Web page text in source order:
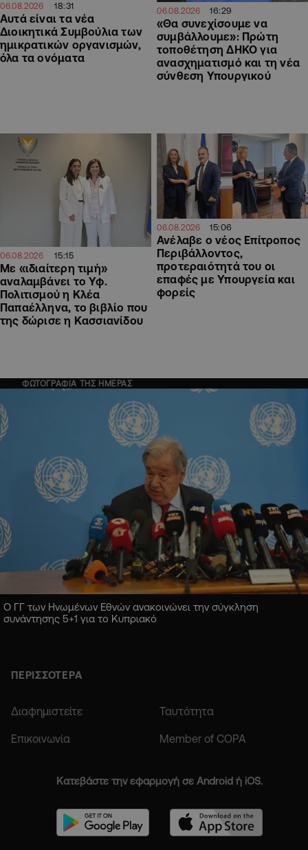
06.08.2026 18:31
Αυτά είναι τα νέα
Διοικητικά Συμβούλια των
ημικρατικών οργανισμών,
όλα τα ονόματα
06.08.2026 16:29
«Θα συνεχίσουμε να
συμβάλλουμε»: Πρώτη
τοποθέτηση ΔΗΚΟ για
ανασχηματισμό και τη νέα
σύνθεση Υπουργικού
06.08.2026 15:15
Με «ιδιαίτερη τιμή»
αναλαμβάνει το Υφ.
Πολιτισμού η Κλέα
Παπαέλληνα, το βιβλίο που
της δώρισε η Κασσιανίδου
06.08.2026 15:06
Ανέλαβε ο νέος Επίτροπος
Περιβάλλοντος,
προτεραιότητά του οι
επαφές με Υπουργεία και
φορείς
ΦΩΤΟΓΡΑΦΙΑ ΤΗΣ ΗΜΕΡΑΣ
Ο ΓΓ των Ηνωμένων Εθνών ανακοινώνει την σύγκληση
συνάντησης 5+1 για το Κυπριακό
ΠΕΡΙΣΣΟΤΕΡΑ
Διαφημιστείτε Ταυτότητα
Επικοινωνία Member of COPA
Κατεβάστε την εφαρμογή σε Android ή iOS.